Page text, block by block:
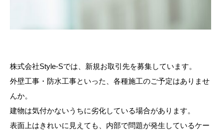
株式会社Style-Sでは、新規お取引先を募集しています。
外壁工事・防水工事といった、各種施工のご予定はありませ
んか。
建物は気付かないうちに劣化している場合があります。
表面上はきれいに見えても、内部で問題が発生しているケー